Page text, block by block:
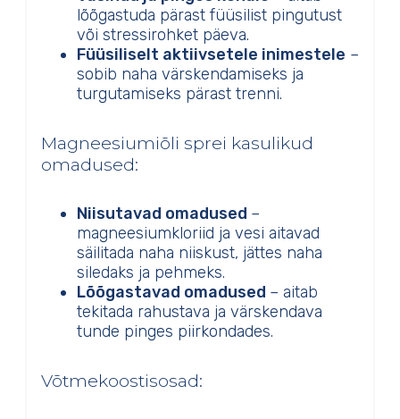
lõõgastuda pärast füüsilist pingutust
või stressirohket päeva.
Füüsiliselt aktiivsetele inimestele –
sobib naha värskendamiseks ja
turgutamiseks pärast trenni.
Magneesiumiõli sprei kasulikud
omadused:
Niisutavad omadused –
magneesiumkloriid ja vesi aitavad
säilitada naha niiskust, jättes naha
siledaks ja pehmeks.
Lõõgastavad omadused – aitab
tekitada rahustava ja värskendava
tunde pinges piirkondades.
Võtmekoostisosad: